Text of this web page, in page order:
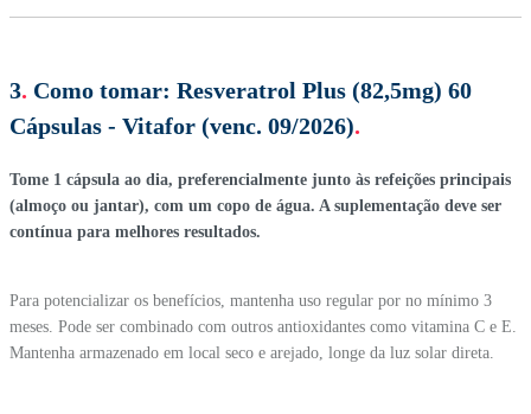
3. Como tomar: Resveratrol Plus (82,5mg) 60
Cápsulas - Vitafor (venc. 09/2026).
Tome 1 cápsula ao dia, preferencialmente junto às refeições principais
(almoço ou jantar), com um copo de água. A suplementação deve ser
contínua para melhores resultados.
Para potencializar os benefícios, mantenha uso regular por no mínimo 3
meses. Pode ser combinado com outros antioxidantes como vitamina C e E.
Mantenha armazenado em local seco e arejado, longe da luz solar direta.